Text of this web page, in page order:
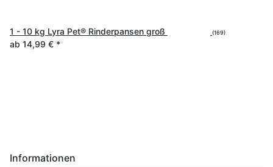
1 - 10 kg Lyra Pet® Rinderpansen groß (169)
ab 14,99 € *
Informationen